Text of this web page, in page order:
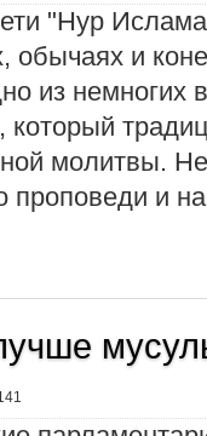
"Нур
обычаях и
из немногих
который
молитвы.
проповеди и